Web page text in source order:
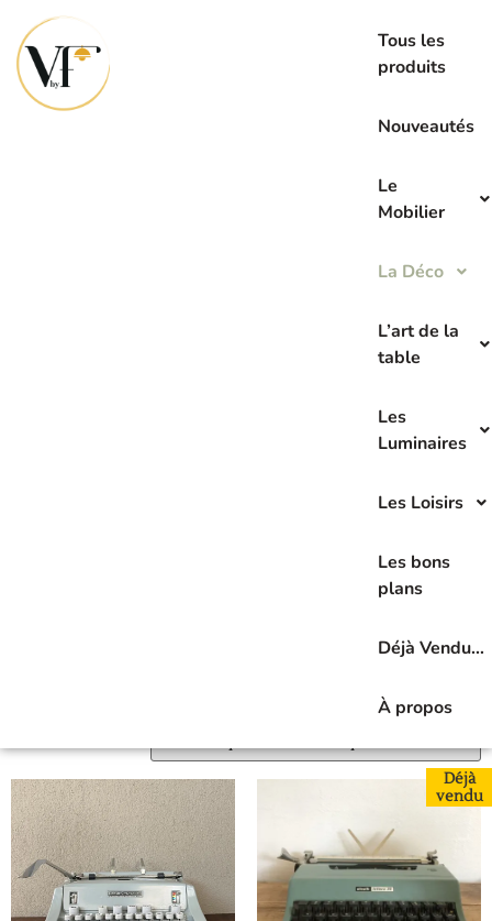
Tous les
produits
Nouveautés
Le
Mobilier
La Déco
L’art de la
table
Les
Luminaires
Les Loisirs
Les bons
plans
Déjà Vendu…
À propos
La machine à écrire vintage est l’objet déco
emblématique qui fait vibrer le passé.
Déjà
vendu